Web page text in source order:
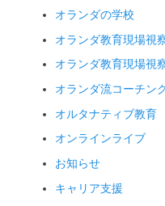
オランダの学校
オランダ教育現場視
オランダ教育現場視
オランダ流コーチン
オルタナティブ教育
オンラインライブ
お知らせ
キャリア支援